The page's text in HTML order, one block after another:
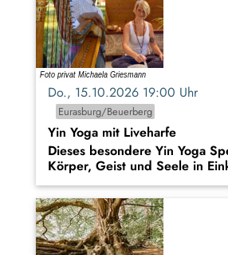
Do., 15.10.2026 19:00 Uhr
Eurasburg/Beuerberg
Yin Yoga mit Liveharfe
Dieses besondere Yin Yoga
Körper, Geist und Seele in